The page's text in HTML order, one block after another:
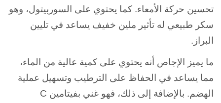
تحسين حركة الأمعاء. كما يحتوي على السوربيتول، وهو
سكر طبيعي له تأثير ملين خفيف يساعد في تليين
البراز.
ما يميز الإجاص أنه يحتوي على كمية عالية من الماء،
مما يساعد في الحفاظ على الترطيب وتسهيل عملية
الهضم. بالإضافة إلى ذلك، فهو غني بفيتامين C